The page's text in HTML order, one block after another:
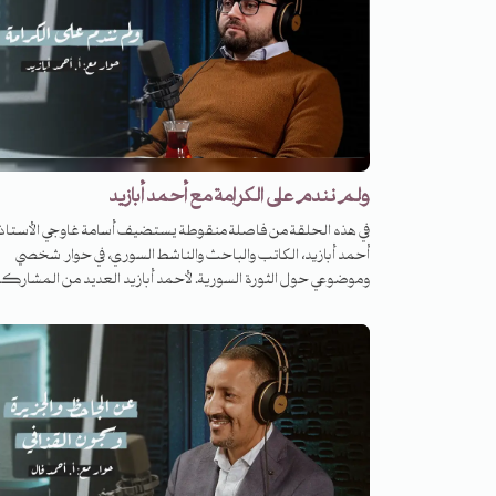
أحياء القدس القديمة، إلى المستوطنات والطرق الالتفافية التي
أحياء الفلسطينيين، تحكي لنا هنادي قواسمي عن هبّات
وانتفاضاتهم ومرابطتهم. تجيبنا عن أسئلة: ماذا ينتظر
من العرب؟ وماذا يعني أن تكون صحفياً في ظلّ الاحتلال؟ وما الذي
تمثّله هذه المدينة لأهل القدس ولنا جميعاً؟
ولم نندم على الكرامة مع أحمد أبازيد
في هذه الحلقة من فاصلة منقوطة يستضيف أسامة غاوجي الأستاذ
أحمد أبازيد، الكاتب والباحث والناشط السوري، في حوار شخصي
وموضوعي حول الثورة السورية. لأحمد أبازيد العديد من
الفكريّة المتنوّعة. ونحن على أعتاب الذكرى العاشرة للثورة
يحدّثنا أحمد أبازيد عن قصّة الثورة، عن ملاحمها وهزائمها، عن
بطولاتها وأخطائها، عن لحظات بدايتها وحتمية استمرارها، وعن
شهدائها. في هذه الحلقة، نعود بالتحليل والذكريات إلى درعا وداريا
وحمص وجسر الشغور، وإلى حلب وحصارها، ونفكّر بالحاضر ..
والمستقبل!